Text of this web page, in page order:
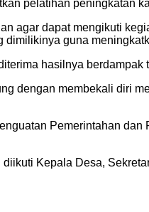
pelatihan peningkatan
agar dapat mengikuti
guna
hasilnya berdampak
dengan membekali diri
Pemerintahan
Kepala Desa,